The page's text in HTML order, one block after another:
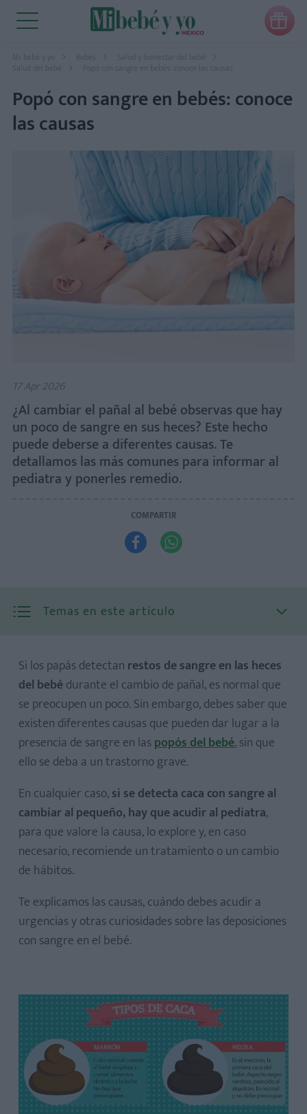

Mi bebé y yo Bebés
Salud y bienestar del bebé
Popó con sangre en bebés: conoce las causas
Popó con sangre en bebés: conoce
las causas
17 Apr 2026
¿Al cambiar el pañal al bebé observas que hay
un poco de sangre en sus heces? Este hecho
puede deberse a diferentes causas. Te
detallamos las más comunes para informar al
pediatra y ponerles remedio.
COMPARTIR
 
Temas en este artículo
Grieta o fisura anal
Presencia de un pólipo
Colitis
Divertículo de Meckel
Defecto congénito de los vasos sanguíneos del intestino
Rozadura del pañal
Grietas en los pezones de la madre
Si los papás detectan restos de sangre en las heces
del bebédurante el cambio de pañal, es normal que
se preocupen un poco. Sin embargo, debes saber que
existen diferentes causas que pueden dar lugar a la
presencia de sangre en las popós del bebé, sin que
ello se deba a un trastorno grave.
En cualquier caso,si se detecta caca con sangre al
cambiar al pequeño, hay que acudir al pediatra,
para que valore la causa, lo explore y, en caso
necesario, recomiende un tratamiento o un cambio
de hábitos.
Te explicamos las causas, cuándo debes acudir a
urgencias y otras curiosidades sobre las deposiciones
con sangre en el bebé.